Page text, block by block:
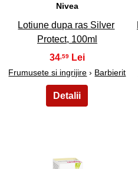
Nivea
Lotiune dupa ras Silver
Protect, 100ml
34 ,59
Frumusete si ingrijire › Barbierit